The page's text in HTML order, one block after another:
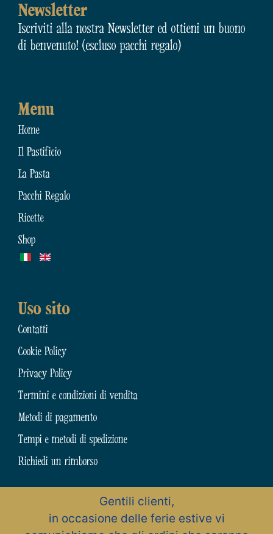
Gentili clienti,
in occasione delle ferie estive vi
Menu
Home
Il Pastificio
La Pasta
Pacchi Regalo
Ricette
Shop
Uso sito
Contatti
Cookie Policy
Privacy Policy
Termini e condizioni di vendita
Metodi di pagamento
Tempi e metodi di spedizione
Richiedi un rimborso
Newsletter
Iscriviti alla nostra Newsletter ed ottieni un buono
di benvenuto! (escluso pacchi regalo)
N.31794 dell’Albo Artigiani della Provincia di Chieti
Zona Artigianale, 15 – 66015 Fara San Martino (CH) – Abruzzo – Italia